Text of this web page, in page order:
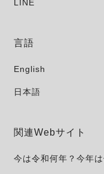
LINE
言語
English
日本語
関連Webサイト
今は令和何年？今年